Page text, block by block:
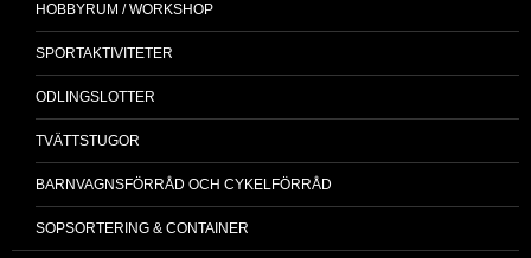
HOBBYRUM / WORKSHOP
SPORTAKTIVITETER
ODLINGSLOTTER
TVÄTTSTUGOR
BARNVAGNSFÖRRÅD OCH CYKELFÖRRÅD
SOPSORTERING & CONTAINER